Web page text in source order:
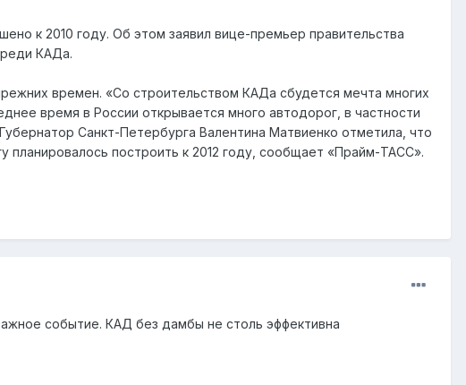
к 2010 году. Об этом заявил вице-премьер правительства
КАДа.
времен. «Со строительством КАДа сбудется мечта многих
время в России открывается много автодорог, в частности
Санкт-Петербурга Валентина Матвиенко отметила, что
планировалось построить к 2012 году, сообщает «Прайм-ТАСС».
событие. КАД без дамбы не столь эффективна